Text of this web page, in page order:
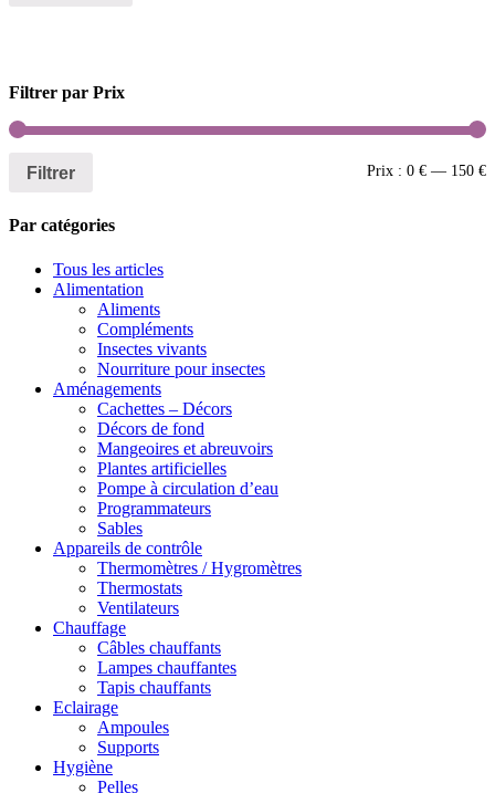
Filtrer par Prix
Filtrer Prix : 0 € — 150 €
Par catégories
Tous les articles
Alimentation
Aliments
Compléments
Insectes vivants
Nourriture pour insectes
Aménagements
Cachettes – Décors
Décors de fond
Mangeoires et abreuvoirs
Plantes artificielles
Pompe à circulation d’eau
Programmateurs
Sables
Appareils de contrôle
Thermomètres / Hygromètres
Thermostats
Ventilateurs
Chauffage
Câbles chauffants
Lampes chauffantes
Tapis chauffants
Eclairage
Ampoules
Supports
Hygiène
Pelles